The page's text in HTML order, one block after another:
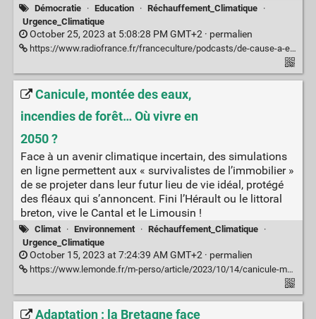
Démocratie · Education · Réchauffement_Climatique ·
Urgence_Climatique
October 25, 2023 at 5:08:28 PM GMT+2 · permalien
https://www.radiofrance.fr/franceculture/podcasts/de-cause-a-effets-le-magazine-de-l-environnement/alerte-unicef-impacts-du-rechauffement-climatique-et-de-la-crise-environnementale-sur-les-enfants-1586587
Canicule, montée des eaux,
incendies de forêt… Où vivre en
2050 ?
Face à un avenir climatique incertain, des simulations
en ligne permettent aux « survivalistes de l’immobilier »
de se projeter dans leur futur lieu de vie idéal, protégé
des fléaux qui s’annoncent. Fini l’Hérault ou le littoral
breton, vive le Cantal et le Limousin !
Climat · Environnement · Réchauffement_Climatique ·
Urgence_Climatique
October 15, 2023 at 7:24:39 AM GMT+2 · permalien
https://www.lemonde.fr/m-perso/article/2023/10/14/canicule-montee-des-eaux-incendies-de-foret-ou-vivre-en-2050_6194282_4497916.html
Adaptation : la Bretagne face